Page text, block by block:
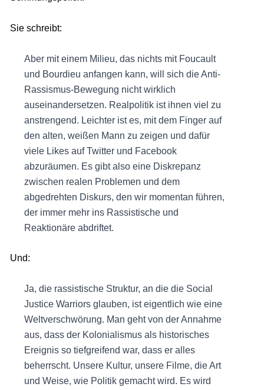
Sie schreibt:
Aber mit einem Milieu, das nichts mit Foucault
und Bourdieu anfangen kann, will sich die Anti-
Rassismus-Bewegung nicht wirklich
auseinandersetzen. Realpolitik ist ihnen viel zu
anstrengend. Leichter ist es, mit dem Finger auf
den alten, weißen Mann zu zeigen und dafür
viele Likes auf Twitter und Facebook
abzuräumen. Es gibt also eine Diskrepanz
zwischen realen Problemen und dem
abgedrehten Diskurs, den wir momentan führen,
der immer mehr ins Rassistische und
Reaktionäre abdriftet.
Und:
Ja, die rassistische Struktur, an die die Social
Justice Warriors glauben, ist eigentlich wie eine
Weltverschwörung. Man geht von der Annahme
aus, dass der Kolonialismus als historisches
Ereignis so tiefgreifend war, dass er alles
beherrscht. Unsere Kultur, unsere Filme, die Art
und Weise, wie Politik gemacht wird. Es wird